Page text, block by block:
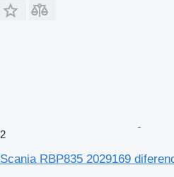
2
Scania RBP835 2029169